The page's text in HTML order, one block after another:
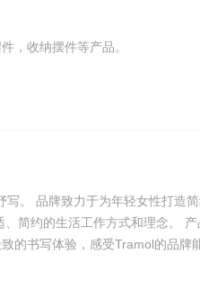
，收纳摆件等产品。
。 品牌致力于为年轻女性打造
简约的生活工作方式和理念。
的书写体验，感受Tramol的品牌